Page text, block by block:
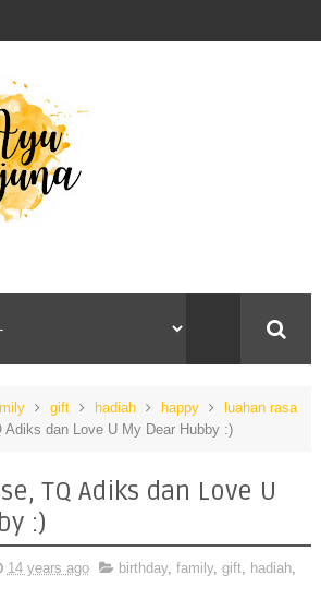
gift hadiah happy
luahan rasa
Adiks dan Love U My Dear Hubby :)
TQ Adiks dan Love U
:)
14 years ago birthday, family, gift, hadiah,